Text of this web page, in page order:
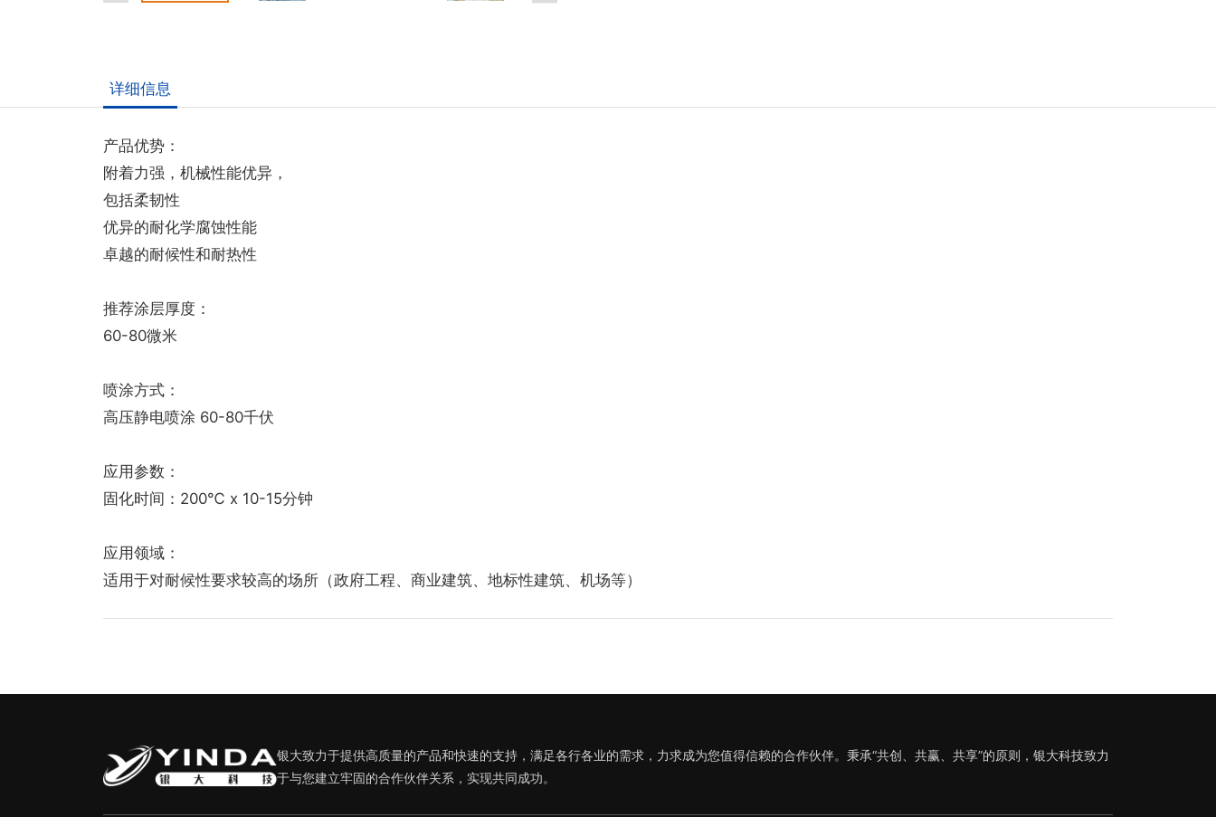
详细信息
产品优势：
附着力强，机械性能优异，
包括柔韧性
优异的耐化学腐蚀性能
卓越的耐候性和耐热性
推荐涂层厚度：
60-80微米
喷涂方式：
高压静电喷涂 60-80千伏
应用参数：
固化时间：200℃ x 10-15分钟
应用领域：
适用于对耐候性要求较高的场所（政府工程、商业建筑、地标性建筑、机场等）
银大致力于提供高质量的产品和快速的支持，满足各行各业的需求，力求成为您值得信赖的合作伙伴。秉承“共创、共赢、共享”的原则，银大科技致力
于与您建立牢固的合作伙伴关系，实现共同成功。